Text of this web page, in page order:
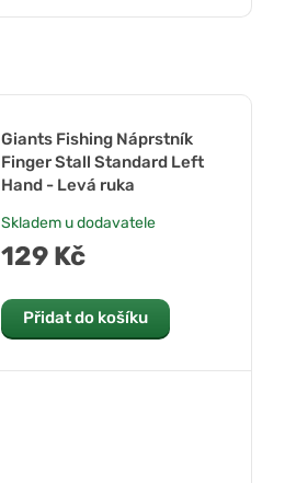
Giants Fishing Náprstník
Finger Stall Standard Left
Hand - Levá ruka
Skladem u dodavatele
129 Kč
Přidat do košíku